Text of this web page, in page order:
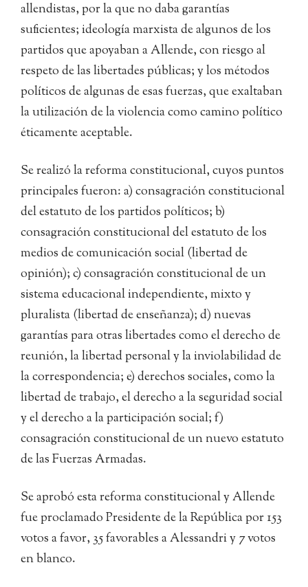
allendistas, por la que no daba garantías
suficientes; ideología marxista de algunos de los
partidos que apoyaban a Allende, con riesgo al
respeto de las libertades públicas; y los métodos
políticos de algunas de esas fuerzas, que exaltaban
la utilización de la violencia como camino político
éticamente aceptable.
Se realizó la reforma constitucional, cuyos puntos
principales fueron: a) consagración constitucional
del estatuto de los partidos políticos; b)
consagración constitucional del estatuto de los
medios de comunicación social (libertad de
opinión); c) consagración constitucional de un
sistema educacional independiente, mixto y
pluralista (libertad de enseñanza); d) nuevas
garantías para otras libertades como el derecho de
reunión, la libertad personal y la inviolabilidad de
la correspondencia; e) derechos sociales, como la
libertad de trabajo, el derecho a la seguridad social
y el derecho a la participación social; f)
consagración constitucional de un nuevo estatuto
de las Fuerzas Armadas.
Se aprobó esta reforma constitucional y Allende
fue proclamado Presidente de la República por 153
votos a favor, 35 favorables a Alessandri y 7 votos
en blanco.